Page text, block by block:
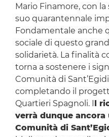
Mario Finamore, con la
suo quarantennale
Fondamentale anche
sociale di questo
solidarietà. La finalità
torna a sostenere i
Comunità di
completando il
Quartieri Spagnoli. I
l
verrà dunque
Comunità di